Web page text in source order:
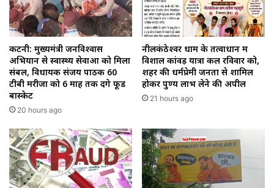
कटनी: मुख्यमंत्री जनविश्वास
अभियान से स्वास्थ्य सेवाओं को मिला
संबल, विधायक संजय पाठक 60
टीबी मरीजों को 6 माह तक देंगे फूड
बास्केट
20 hours ago
नीलकंठेश्वर धाम के तत्वाधान में
विशाल कांवड़ यात्रा कल रविवार को,
शहर की धर्मप्रेमी जनता से शामिल
होकर पुण्य लाभ लेने की अपील
21 hours ago